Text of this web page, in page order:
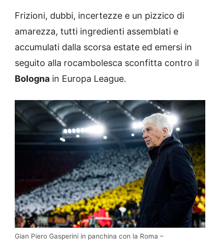
Frizioni, dubbi, incertezze e un pizzico di
amarezza, tutti ingredienti assemblati e
accumulati dalla scorsa estate ed emersi in
seguito alla rocambolesca sconfitta contro il
Bologna in Europa League.
Gian Piero Gasperini in panchina con la Roma –